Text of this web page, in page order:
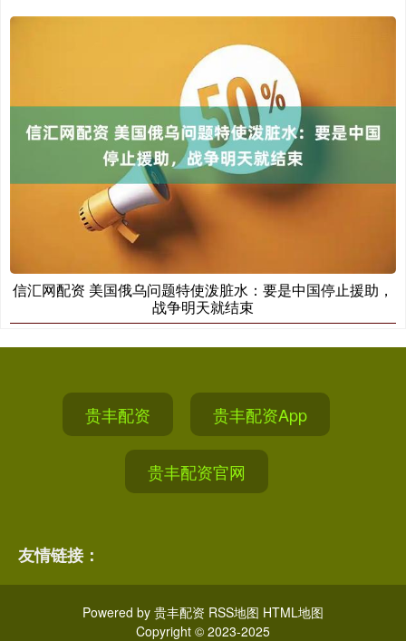
信汇网配资 美国俄乌问题特使泼脏水：要是中国停止援助，
战争明天就结束
贵丰配资 贵丰配资App
贵丰配资官网
友情链接：
Powered by 贵丰配资 RSS地图 HTML地图
Copyright © 2023-2025